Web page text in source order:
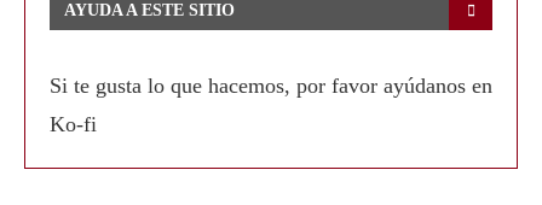
AYUDA A ESTE SITIO
Si te gusta lo que hacemos, por favor ayúdanos en
Ko-fi